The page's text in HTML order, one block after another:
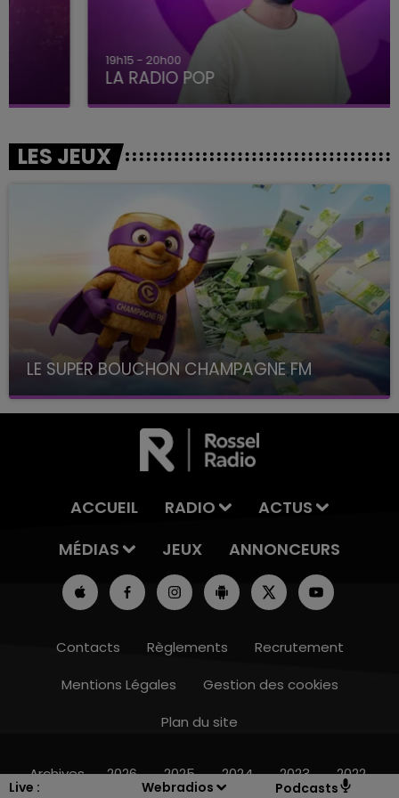
Live :
Webradios Podcasts
15h00 - 19h00
LA RADIO POP
LES JEUX
LE SUPER BOUCHON CHAMPAGNE FM
avec La Famille Champagne FM, à 8H10
ACCUEIL RADIO
ACTUS
MÉDIAS
JEUX ANNONCEURS
Contacts Règlements
Recrutement
Mentions Légales
Gestion des cookies
Plan du site
Archives 2026 2025 2024 2023 2022